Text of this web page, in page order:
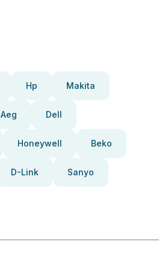
Hp Makita
Aeg Dell
Honeywell Beko
D-Link Sanyo